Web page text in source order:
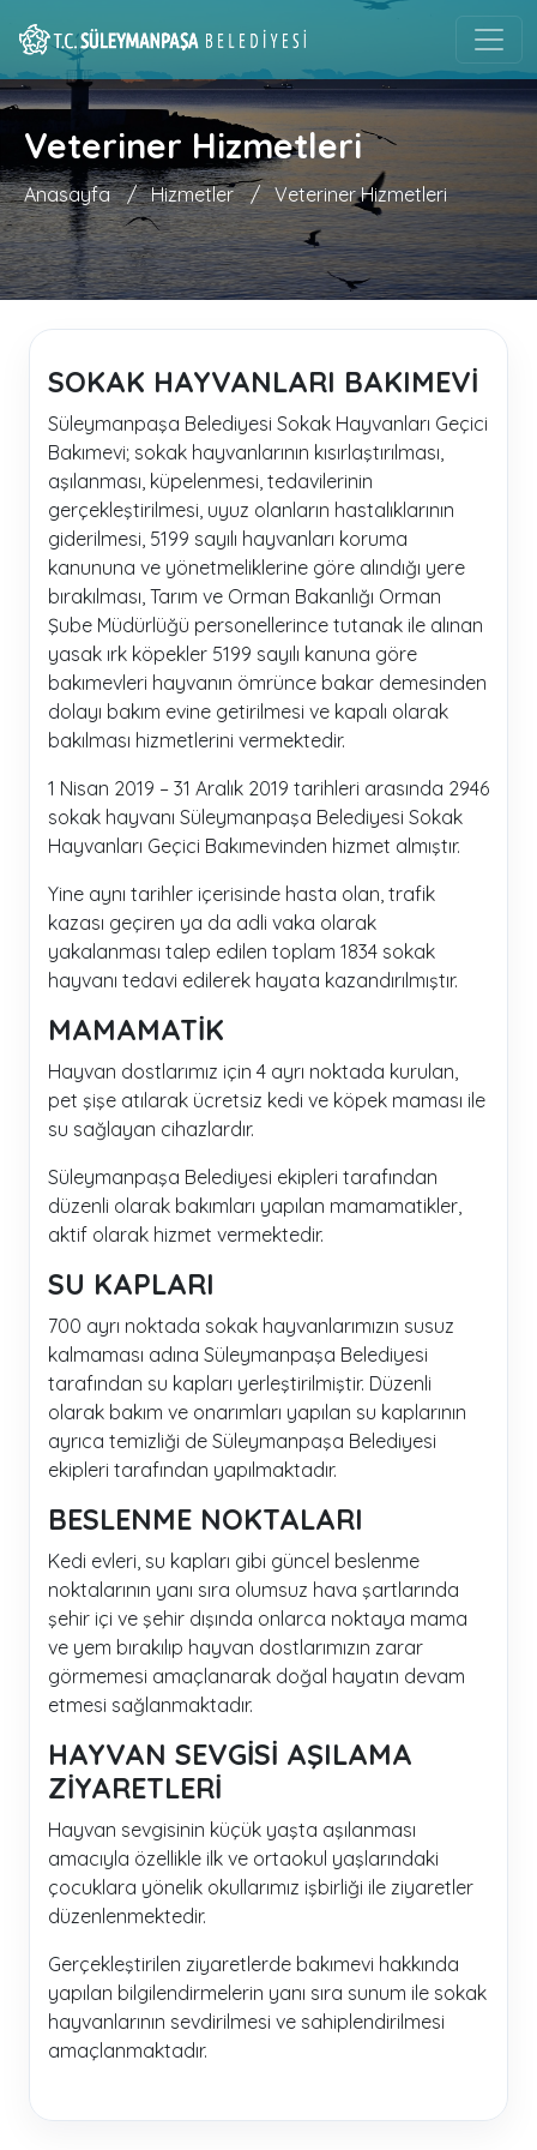
Veteriner Hizmetleri
Anasayfa / Hizmetler / Veteriner Hizmetleri
SOKAK HAYVANLARI BAKIMEVİ
Süleymanpaşa Belediyesi Sokak Hayvanları Geçici
Bakımevi; sokak hayvanlarının kısırlaştırılması,
aşılanması, küpelenmesi, tedavilerinin
gerçekleştirilmesi, uyuz olanların hastalıklarının
giderilmesi, 5199 sayılı hayvanları koruma
kanununa ve yönetmeliklerine göre alındığı yere
bırakılması, Tarım ve Orman Bakanlığı Orman
Şube Müdürlüğü personellerince tutanak ile alınan
yasak ırk köpekler 5199 sayılı kanuna göre
bakımevleri hayvanın ömrünce bakar demesinden
dolayı bakım evine getirilmesi ve kapalı olarak
bakılması hizmetlerini vermektedir.
1 Nisan 2019 – 31 Aralık 2019 tarihleri arasında 2946
sokak hayvanı Süleymanpaşa Belediyesi Sokak
Hayvanları Geçici Bakımevinden hizmet almıştır.
Yine aynı tarihler içerisinde hasta olan, trafik
kazası geçiren ya da adli vaka olarak
yakalanması talep edilen toplam 1834 sokak
hayvanı tedavi edilerek hayata kazandırılmıştır.
MAMAMATİK
Hayvan dostlarımız için 4 ayrı noktada kurulan,
pet şişe atılarak ücretsiz kedi ve köpek maması ile
su sağlayan cihazlardır.
Süleymanpaşa Belediyesi ekipleri tarafından
düzenli olarak bakımları yapılan mamamatikler,
aktif olarak hizmet vermektedir.
SU KAPLARI
700 ayrı noktada sokak hayvanlarımızın susuz
kalmaması adına Süleymanpaşa Belediyesi
tarafından su kapları yerleştirilmiştir. Düzenli
olarak bakım ve onarımları yapılan su kaplarının
ayrıca temizliği de Süleymanpaşa Belediyesi
ekipleri tarafından yapılmaktadır.
BESLENME NOKTALARI
Kedi evleri, su kapları gibi güncel beslenme
noktalarının yanı sıra olumsuz hava şartlarında
şehir içi ve şehir dışında onlarca noktaya mama
ve yem bırakılıp hayvan dostlarımızın zarar
görmemesi amaçlanarak doğal hayatın devam
etmesi sağlanmaktadır.
HAYVAN SEVGİSİ AŞILAMA
ZİYARETLERİ
Hayvan sevgisinin küçük yaşta aşılanması
amacıyla özellikle ilk ve ortaokul yaşlarındaki
çocuklara yönelik okullarımız işbirliği ile ziyaretler
düzenlenmektedir.
Gerçekleştirilen ziyaretlerde bakımevi hakkında
yapılan bilgilendirmelerin yanı sıra sunum ile sokak
hayvanlarının sevdirilmesi ve sahiplendirilmesi
amaçlanmaktadır.